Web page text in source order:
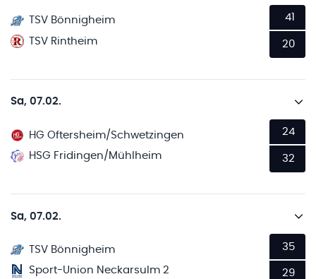
TSV Bönnigheim
TSV Rintheim
41
20
Sa, 07.02.
HG Oftersheim/Schwetzingen
HSG Fridingen/Mühlheim
24
32
Sa, 07.02.
TSV Bönnigheim
Sport-Union Neckarsulm 2
35
29